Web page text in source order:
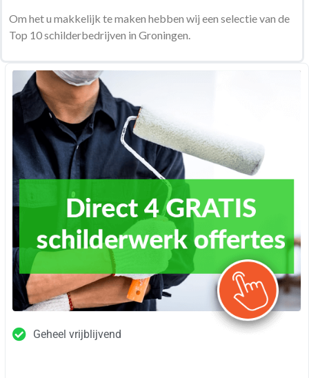
Om het u makkelijk te maken hebben wij een selectie van de
Top 10 schilderbedrijven in Groningen.
Geheel vrijblijvend